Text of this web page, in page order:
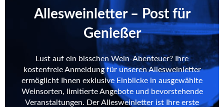
Allesweinletter – Post für
Genießer
Lust auf ein bisschen Wein-Abenteuer? Ihre
kostenfreie Anmeldung für unseren Allesweinletter
ermöglicht Ihnen exklusive Einblicke in ausgewählte
Weinsorten, limitierte Angebote und bevorstehende
Veranstaltungen. Der Allesweinletter ist Ihre erste